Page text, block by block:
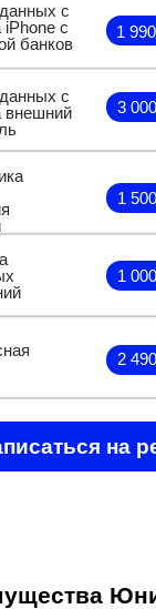
3
1
1
2
1
с
внешний
с
iPhone с
банков
на